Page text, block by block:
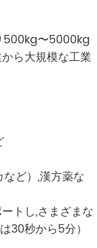
500kg〜5000kg
ら大規模な工業
ど）,漢方薬な
トし,さまざまな
30秒から5分）